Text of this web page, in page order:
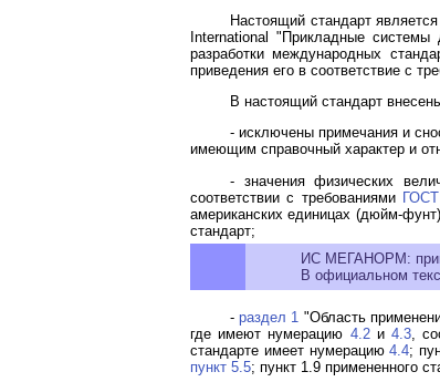
Настоящий стандарт
International "Прикладные системы
разработки международных
приведения его в соответствие с
В настоящий стандарт
- исключены примечания и
имеющим справочный характер и
- значения физических
соответствии с требованиями ГОСТ
американских единицах (дюйм-
стандарт;
ИС МЕГАНОРМ:
В официальном
-раздел 1 "Область
где имеют нумерацию 4.2и4.3,
стандарте имеет нумерацию4.4;
пункт 5.5; пункт 1.9 примененного